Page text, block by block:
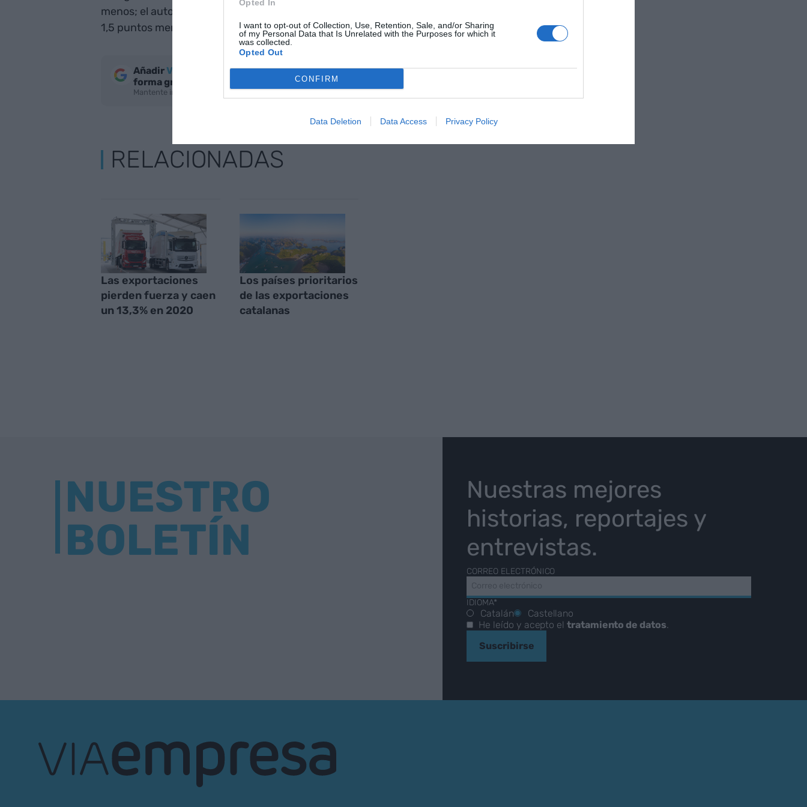
Opted In
I want to opt-out of Collection, Use, Retention, Sale, and/or Sharing
of my Personal Data that Is Unrelated with the Purposes for which it
was collected.
Opted Out
CONFIRM
Data Deletion Data Access Privacy Policy
menos; el automóvil, con dos puntos menos; y las manufacturas de consumo, con
1,5 puntos menos.
AñadirVIA Empresa
como fuente preferida de Google de
forma gratuita
Mantente informado con las últimas noticias de actualidad
RELACIONADAS
Las exportaciones
pierden fuerza y caen
un 13,3% en 2020
Los países prioritarios
de las exportaciones
catalanas
NUESTRO
BOLETÍN
Nuestras mejores
historias, reportajes y
entrevistas.
CORREO ELECTRÓNICO
IDIOMA*
Catalán
Castellano
He leído y acepto eltratamiento de datos.
Suscribirse